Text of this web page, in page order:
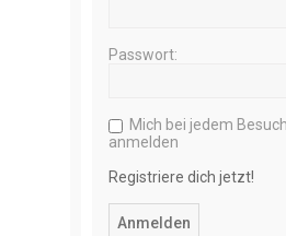
Passwort:
Mich bei jedem
anmelden
Registriere dich jetzt!